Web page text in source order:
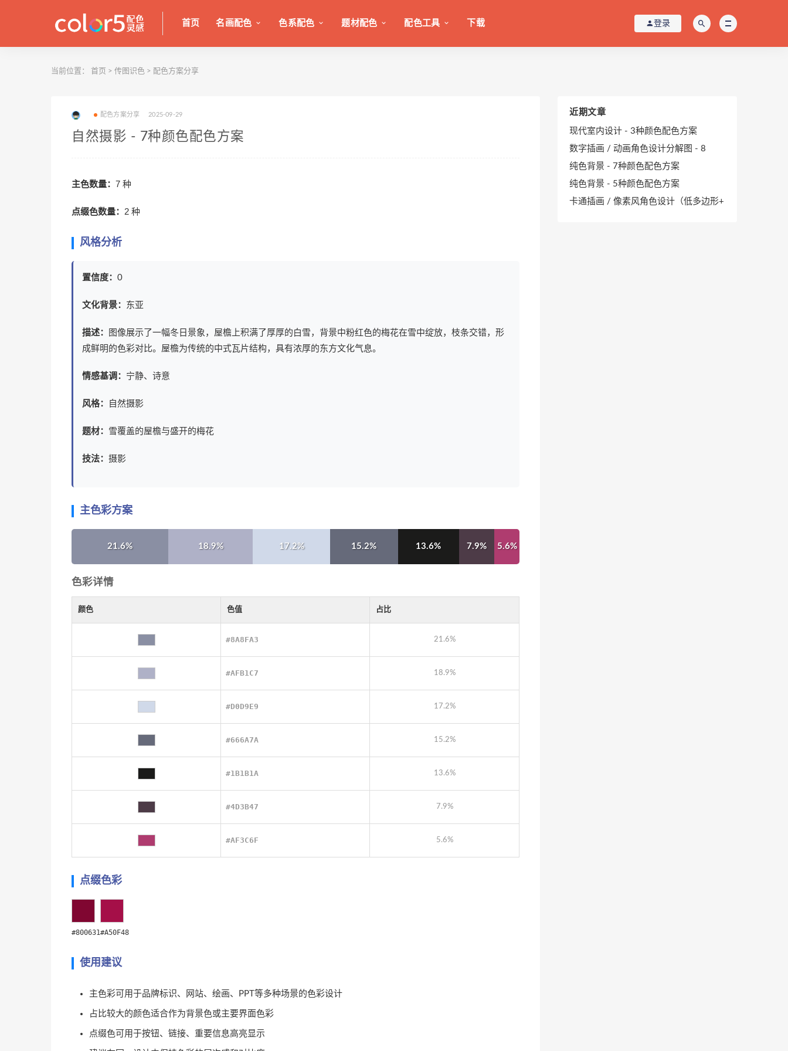
首页 名画配色 色系配色 题材配色 配色工具 下载 登录
当前位置： 首页 > 传图识色 > 配色方案分享
配色方案分享 2025-09-29
自然摄影 - 7种颜色配色方案
主色数量： 7 种
点缀色数量： 2 种
风格分析
置信度： 0
文化背景： 东亚
描述：
图像展示了一幅冬日景象，屋檐上积满了厚厚的白雪，背景中粉红色的梅花在雪中绽放，枝条交错，形
成鲜明的色彩对比。屋檐为传统的中式瓦片结构，具有浓厚的东方文化气息。
情感基调： 宁静、诗意
风格： 自然摄影
题材： 雪覆盖的屋檐与盛开的梅花
技法： 摄影
主色彩方案
21.6% 18.9% 17.2% 15.2% 13.6% 7.9% 5.6%
色彩详情
颜色 色值 占比
#8A8FA3 21.6%
#AFB1C7 18.9%
#D0D9E9 17.2%
#666A7A 15.2%
#1B1B1A 13.6%
#4D3B47 7.9%
#AF3C6F 5.6%
点缀色彩
#800631#A50F48
使用建议
主色彩可用于品牌标识、网站、绘画、PPT等多种场景的色彩设计
占比较大的颜色适合作为背景色或主要界面色彩
点缀色可用于按钮、链接、重要信息高亮显示
近期文章
现代室内设计 - 3种颜色配色方案
数字插画 / 动画角色设计分解图 - 8
纯色背景 - 7种颜色配色方案
纯色背景 - 5种颜色配色方案
卡通插画 / 像素风角色设计（低多边形+